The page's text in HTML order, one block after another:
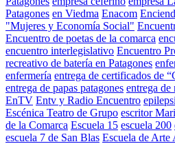
Patagones en Viedma Enacom
"Mujeres y Economía Social"
Encuentro de poetas de la comarca
encuentro interlegislativo Encuentro
recreativo de batería en Patagones
enfermería entrega de certificados de
entrega de papas patagones entrega de
EnTV Entv y Radio Encuentro
Escénica Teatro de Grupo escritor
de la Comarca Escuela 15 escuela 200
escuela 7 de San Blas Escuela de Arte